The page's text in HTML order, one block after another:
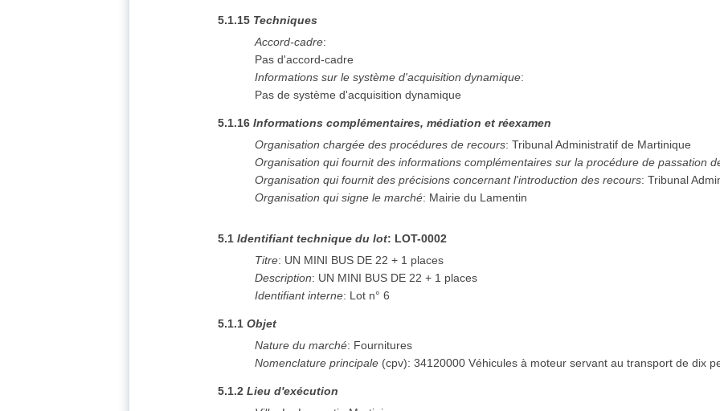
5.1.15 Techniques
Accord-cadre:
Pas d'accord-cadre
Informations sur le système d'acquisition dynamique:
Pas de système d'acquisition dynamique
5.1.16Informations complémentaires, médiation et réexamen
Organisation chargée des procédures de recours:Tribunal Administratif de Martinique
Organisation qui fournit des informations complémentaires sur la procédure de passation
Organisation qui fournit des précisions concernant l'introduction des recours:Tribunal
Organisation qui signe le marché: Mairie du Lamentin
5.1Identifiant technique du lot: LOT-0002
Titre: UN MINI BUS DE 22 + 1 places
Description: UN MINI BUS DE 22 + 1 places
Identifiant interne: Lot n° 6
5.1.1Objet
Nature du marché: Fournitures
Nomenclature principale (cpv):34120000 Véhicules à moteur servant au transport de dix
5.1.2Lieu d'exécution